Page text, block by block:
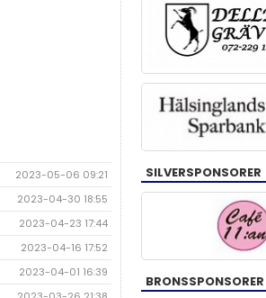
2023-05-06 09:21
2023-04-30 18:55
2023-04-23 17:44
2023-04-16 17:52
2023-04-01 16:39
SILVERSPONSORER
BRONSSPONSORER